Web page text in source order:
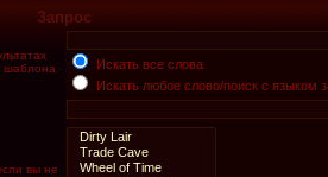
Запрос
шаблона
Искать все слова
Искать любое слово/поиск с языком
вы не